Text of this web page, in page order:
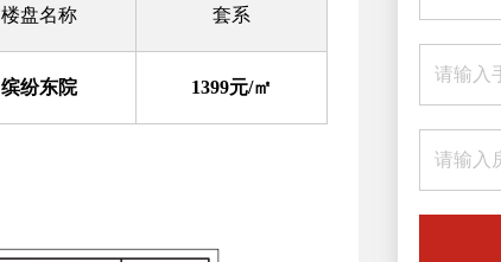
业主口碑
楼盘名称 套系
缤纷东院 1399元/㎡